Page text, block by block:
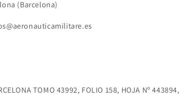
(Barcelona)
TOMO 43992, FOLIO 158, HOJA Nº 443894,